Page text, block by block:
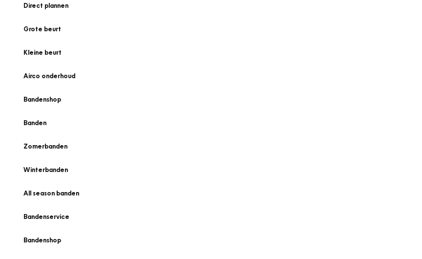
Direct plannen
Grote beurt
Kleine beurt
Airco onderhoud
Bandenshop
Banden
Zomerbanden
Winterbanden
All season banden
Bandenservice
Bandenshop